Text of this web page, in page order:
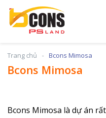
Trang chủ Bcons Mimosa
Bcons Mimosa
Bcons Mimosa là dự án